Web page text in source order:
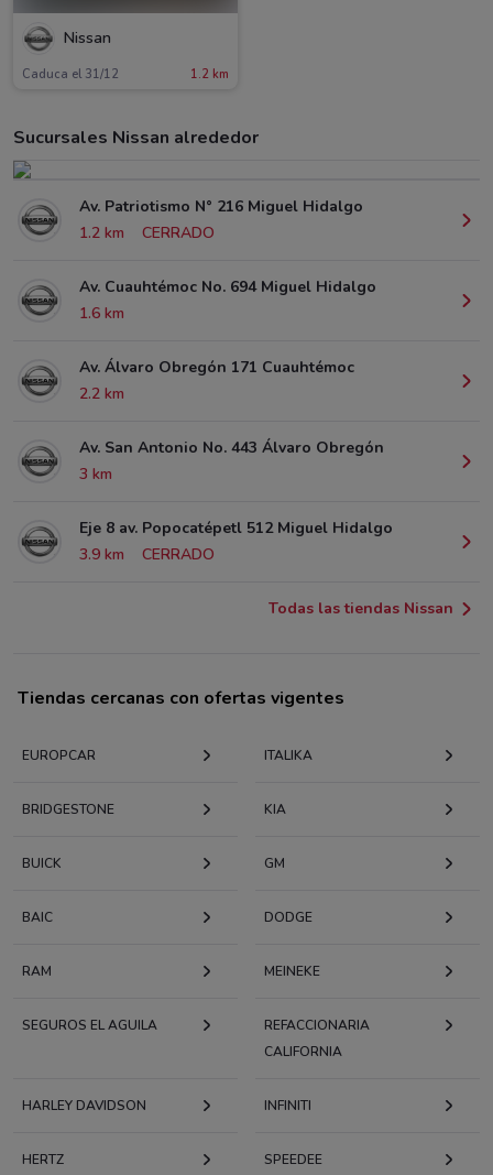
Nissan
Caduca el 31/12 1.2 km
Sucursales Nissan alrededor
Av. Patriotismo N° 216 Miguel Hidalgo
1.2 km
CERRADO
Av. Cuauhtémoc No. 694 Miguel Hidalgo
1.6 km
Av. Álvaro Obregón 171 Cuauhtémoc
2.2 km
Av. San Antonio No. 443 Álvaro Obregón
3 km
Eje 8 av. Popocatépetl 512 Miguel Hidalgo
3.9 km
CERRADO
Todas las tiendas Nissan
Tiendas cercanas con ofertas vigentes
EUROPCAR ITALIKA
BRIDGESTONE KIA
BUICK GM
BAIC DODGE
RAM MEINEKE
SEGUROS EL AGUILA
REFACCIONARIA
CALIFORNIA
HARLEY DAVIDSON INFINITI
HERTZ SPEEDEE